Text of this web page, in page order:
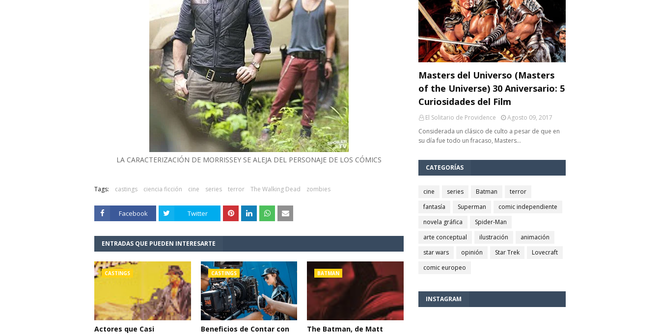
LA CARACTERIZACIÓN DE MORRISSEY SE ALEJA DEL PERSONAJE DE LOS CÓMICS
Tags: castings ciencia ficción cine series terror The Walking Dead zombies
Facebook Twitter
ENTRADAS QUE PUEDEN INTERESARTE
CASTINGS
Actores que Casi
CASTINGS
Beneficios de Contar con
BATMAN
The Batman, de Matt
Masters del Universo (Masters
of the Universe) 30 Aniversario: 5
Curiosidades del Film
El Solitario de Providence
Agosto 09, 2017
Considerada un clásico de culto a pesar de que en
su día fue todo un fracaso, Masters…
CATEGORÍAS
cine series Batman
terror
fantasía
Superman
comic independiente
novela gráfica
Spider-Man
arte conceptual
ilustración
animación
star wars
opinión Star Trek
Lovecraft
comic europeo
INSTAGRAM